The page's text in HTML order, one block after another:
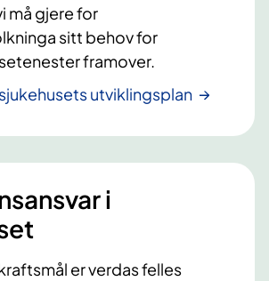
må gjere for
sitt behov for
framover.
utviklingsplan
i
er verdas felles